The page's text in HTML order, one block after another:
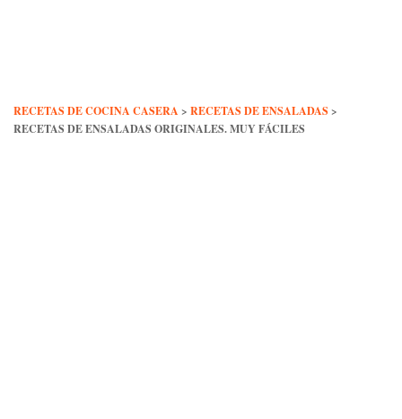
RECETAS DE COCINA CASERA > RECETAS DE ENSALADAS >
RECETAS DE ENSALADAS ORIGINALES. MUY FÁCILES